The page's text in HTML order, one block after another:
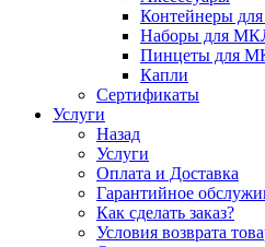
Контейнеры
Наборы для
Пинцеты для
Капли
Сертификаты
Услуги
Назад
Услуги
Оплата и Доставка
Гарантийное
Как сделать заказ?
Условия возврата